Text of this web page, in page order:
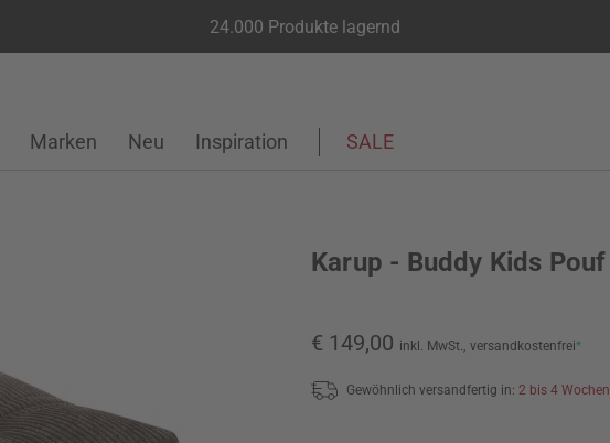
24.000 Produkte lagernd
Marken Neu Inspiration SALE
Karup - Buddy Kids Pouf
€ 149,00 inkl. MwSt., versandkostenfrei*
Gewöhnlich versandfertig in: 2 bis 4 Wochen